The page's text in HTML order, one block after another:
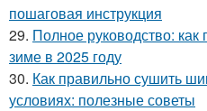
пошаговая инструкция
29. Полное руководство: как
зиме в 2025 году
30. Как правильно сушить
условиях: полезные советы